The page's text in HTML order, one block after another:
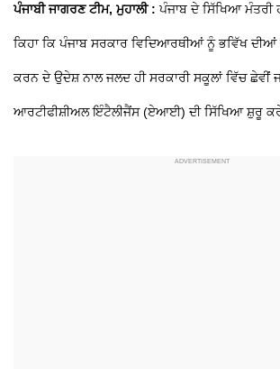
ਪੰਜਾਬੀ ਜਾਗਰਣ ਟੀਮ, ਮੁਹਾਲੀ :ਪੰਜਾਬ ਦੇ ਸਿੱਖਿਆ ਮੰਤਰੀ
ਕਿਹਾ ਕਿ ਪੰਜਾਬ ਸਰਕਾਰ ਵਿਦਿਆਰਥੀਆਂ ਨੂੰ ਭਵਿੱਖ
ਕਰਨ ਦੇ ਉਦੇਸ਼ ਨਾਲ ਜਲਦ ਹੀ ਸਰਕਾਰੀ ਸਕੂਲਾਂ ਵਿੱਚ ਛੇਵੀਂ
ਆਰਟੀਫੀਸ਼ੀਅਲ ਇੰਟੈਲੀਜੈਂਸ (ਏਆਈ) ਦੀ ਸਿੱਖਿਆ ਸ਼ੁਰੂ